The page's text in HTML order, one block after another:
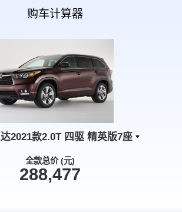
购车计算器
2021款2.0T 四驱 精英版7座
全款总价 (元)
288,477